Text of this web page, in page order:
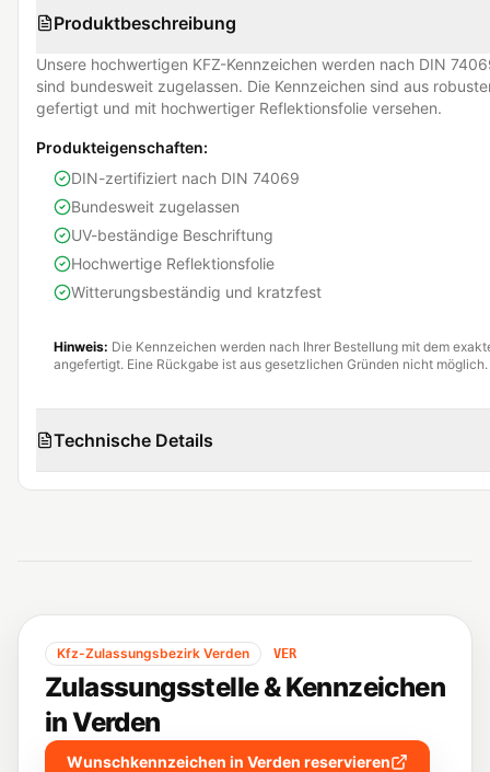
Produktbeschreibung
Unsere hochwertigen KFZ-Kennzeichen werden nach DIN
sind bundesweit zugelassen. Die Kennzeichen sind aus
gefertigt und mit hochwertiger Reflektionsfolie versehen.
Produkteigenschaften:
DIN-zertifiziert nach DIN 74069
Bundesweit zugelassen
UV-beständige Beschriftung
Hochwertige Reflektionsfolie
Witterungsbeständig und kratzfest
Hinweis: Die Kennzeichen werden nach Ihrer Bestellung mit dem
angefertigt. Eine Rückgabe ist aus gesetzlichen Gründen nicht möglich.
Technische Details
Kfz-Zulassungsbezirk Verden VER
Zulassungsstelle & Kennzeichen
inVerden
Wunschkennzeichen in Verden reservieren